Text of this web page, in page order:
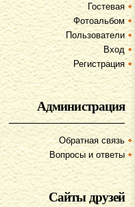
Гостевая
Фотоальбом
Пользователи
Вход
Регистрация
Администрация
Обратная связь
Вопросы и ответы
Сайты друзей